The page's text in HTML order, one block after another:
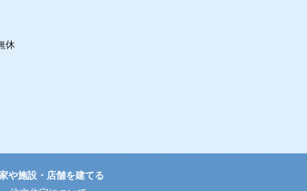
休
や施設・店舗を建てる